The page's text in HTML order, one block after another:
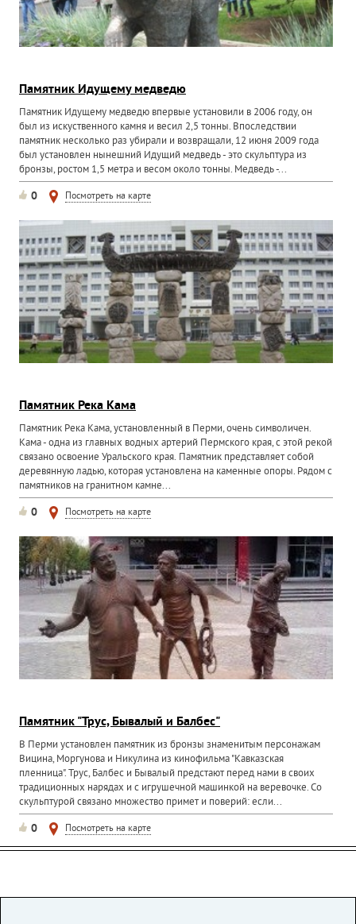
Памятник Идущему медведю
Памятник Идущему медведю впервые установили в 2006 году, он
был из искуственного камня и весил 2,5 тонны. Впоследствии
памятник несколько раз убирали и возвращали, 12 июня 2009 года
был установлен нынешний Идущий медведь - это скульптура из
бронзы, ростом 1,5 метра и весом около тонны. Медведь -...
0 Посмотреть на карте
Памятник Река Кама
Памятник Река Кама, установленный в Перми, очень символичен.
Кама - одна из главных водных артерий Пермского края, с этой рекой
связано освоение Уральского края. Памятник представляет собой
деревянную ладью, которая установлена на каменные опоры. Рядом с
памятников на гранитном камне...
0 Посмотреть на карте
Памятник "Трус, Бывалый и Балбес"
В Перми установлен памятник из бронзы знаменитым персонажам
Вицина, Моргунова и Никулина из кинофильма "Кавказская
пленница". Трус, Балбес и Бывалый предстают перед нами в своих
традиционных нарядах и с игрушечной машинкой на веревочке. Со
скульптурой связано множество примет и поверий: если...
0 Посмотреть на карте